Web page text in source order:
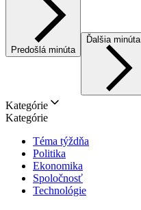
Predošlá minúta
Ďalšia minúta
Kategórie
Kategórie
Téma týždňa
Politika
Ekonomika
Spoločnosť
Technológie